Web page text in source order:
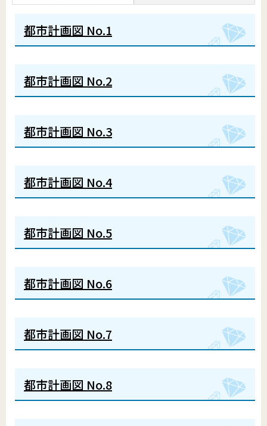
都市計画図 No.1
都市計画図 No.2
都市計画図 No.3
都市計画図 No.4
都市計画図 No.5
都市計画図 No.6
都市計画図 No.7
都市計画図 No.8